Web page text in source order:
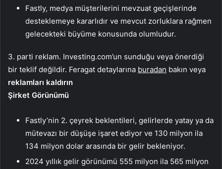
Fastly, medya müşterilerini mevzuat geçişlerinde
desteklemeye kararlıdır ve mevcut zorluklara rağmen
gelecekteki büyüme konusunda olumludur.
3. parti reklam. Investing.com’un sunduğu veya önerdiği
bir teklif değildir. Feragat detaylarına buradan bakın veya
reklamları kaldırın
Şirket Görünümü
Fastly’nin 2. çeyrek beklentileri, gelirlerde yatay ya da
mütevazı bir düşüşe işaret ediyor ve 130 milyon ila
134 milyon dolar arasında bir gelir bekleniyor.
2024 yıllık gelir görünümü 555 milyon ila 565 milyon